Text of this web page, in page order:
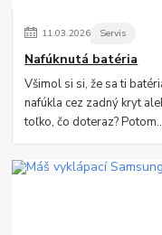
11.03.2026 Servis
Nafúknutá batéria
Všimol si si, že sa ti
nafúkla cez zadný kryt
toľko, čo doteraz?